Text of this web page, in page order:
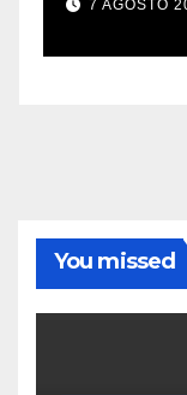
7 AGOSTO
You missed